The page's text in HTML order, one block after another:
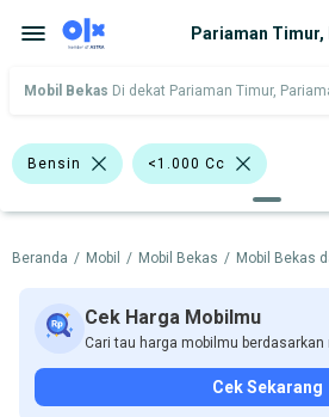
Pariaman Timur,
Mobil Bekas Di dekat Pariaman Timur,
Bensin <1.000 Cc
>1.000 - 1.500 Cc
Bursa Mobil Blok M Plaza
Bursa Blok M Mall
Beranda / Mobil / Mobil Bekas / Mobil Bekas
Cek Harga Mobilmu
Cari tau harga mobilmu berdasarkan
Cek Sekarang